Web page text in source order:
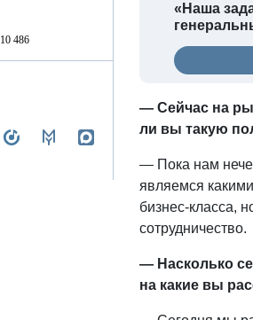
10 486
«Наша
— Сейчас на
ли вы такую
— Пока нам
являемся
бизнес-класса,
сотрудничество.
— Насколько
на какие вы